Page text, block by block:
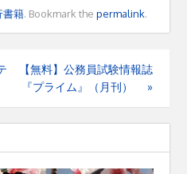
書籍. Bookmark thepermalink.
【無料】公務員試験情報誌
『プライム』（月刊） »